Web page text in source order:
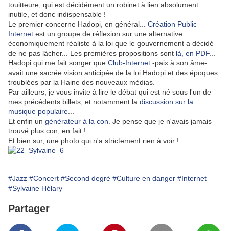
touitteure, qui est décidément un robinet à lien absolument
inutile, et donc indispensable !
Le premier concerne Hadopi, en général... Création Public
Internet est un groupe de réflexion sur une alternative
économiquement réaliste à la loi que le gouvernement a décidé
de ne pas lâcher... Les premières propositions sont là, en PDF...
Hadopi qui me fait songer que Club-Internet -paix à son âme-
avait une sacrée vision anticipée de la loi Hadopi et des époques
troublées par la Haine des nouveaux médias.
Par ailleurs, je vous invite à lire le débat qui est né sous l'un de
mes précédents billets, et notamment la discussion sur la
musique populaire
Et enfin un générateur à la con. Je pense que je n'avais jamais
trouvé plus con, en fait !
Et bien sur, une photo qui n'a strictement rien à voir !
#Jazz #Concert #Second degré #Culture en danger #Internet
#Sylvaine Hélary
Partager